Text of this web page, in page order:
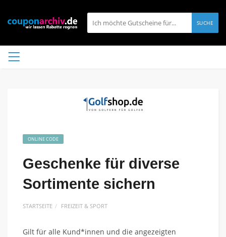
SUCHE
ONLINE CODE
Geschenke für diverse
Sortimente sichern
STARTSEITE FREIZEIT & SPORT
Gilt für alle Kund*innen und die angezeigten